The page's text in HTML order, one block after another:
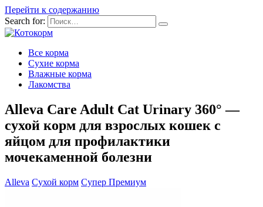
Перейти к содержанию
Search for:
Все корма
Сухие корма
Влажные корма
Лакомства
Alleva Care Adult Cat Urinary 360° —
сухой корм для взрослых кошек с
яйцом для профилактики
мочекаменной болезни
Alleva Сухой корм Супер Премиум